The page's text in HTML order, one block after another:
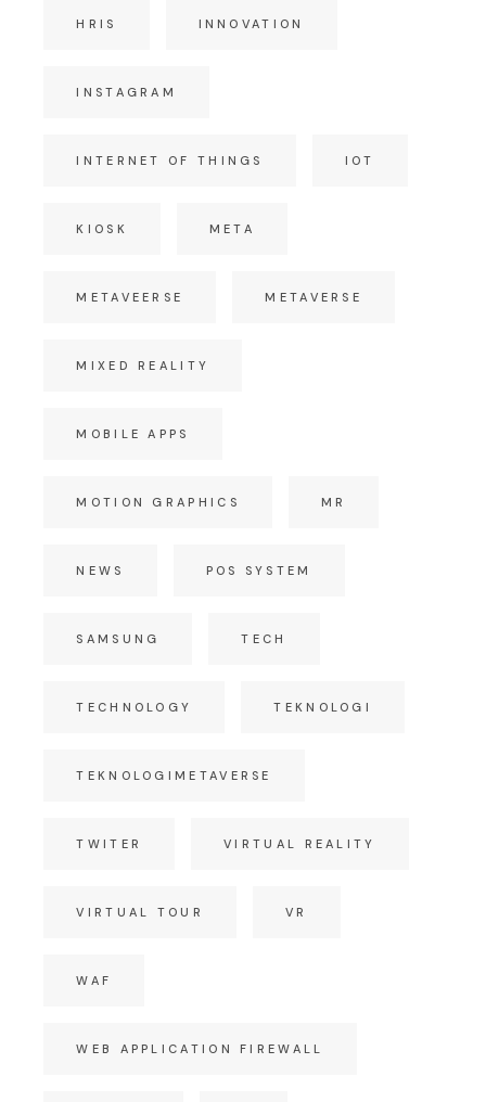
HRIS INNOVATION
INSTAGRAM
INTERNET OF THINGS IOT
KIOSK META
METAVEERSE METAVERSE
MIXED REALITY
MOBILE APPS
MOTION GRAPHICS MR
NEWS POS SYSTEM
SAMSUNG TECH
TECHNOLOGY TEKNOLOGI
TEKNOLOGIMETAVERSE
TWITER VIRTUAL REALITY
VIRTUAL TOUR VR
WAF
WEB APPLICATION FIREWALL